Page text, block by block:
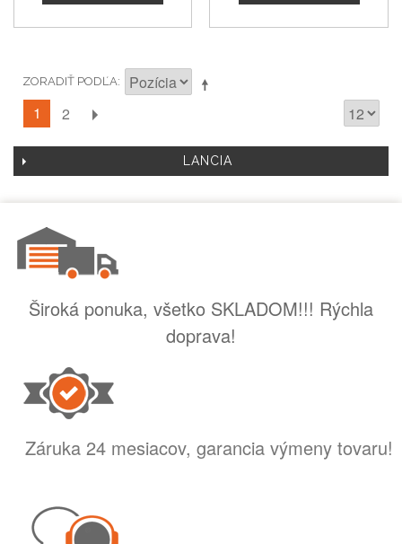
ZORADIŤ PODĽA
1 2
LANCIA
Široká ponuka, všetko SKLADOM!!! Rýchla
doprava!
Záruka 24 mesiacov, garancia výmeny tovaru!